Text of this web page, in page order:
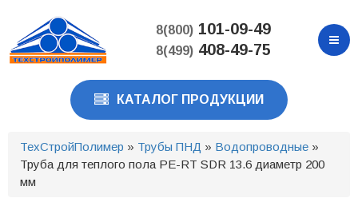
основному
содержанию
8(800)101-09-49
8(499)408-49-75
КАТАЛОГ ПРОДУКЦИИ
ТехСтройПолимер » Трубы ПНД » Водопроводные »
Труба для теплого пола PE-RT SDR 13.6 диаметр 200
мм